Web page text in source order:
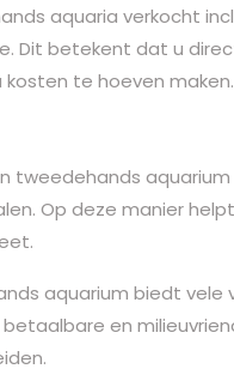
aquaria verkocht
Dit betekent dat u
te hoeven maken.
tweedehands
Op deze manier
aquarium biedt vele
en